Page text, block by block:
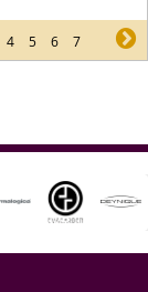
4 5 6 7